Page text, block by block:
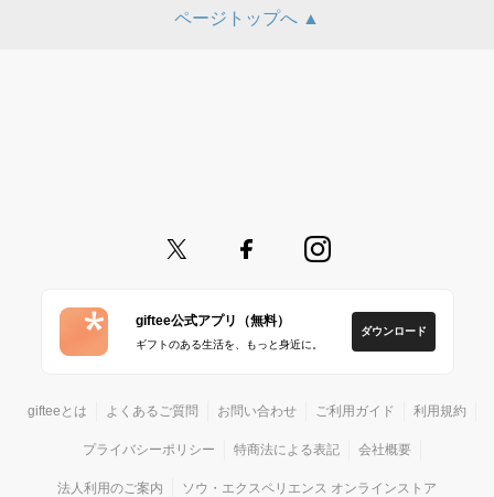
ページトップへ ▲
giftee公式アプリ（無料）
ギフトのある生活を、もっと身近に。
ダウンロード
gifteeとは よくあるご質問 お問い合わせ ご利用ガイド 利用規約
プライバシーポリシー 特商法による表記 会社概要
法人利用のご案内 ソウ・エクスペリエンス オンラインストア